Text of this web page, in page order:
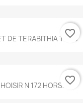
Aperçu rapide
DE TERABITHIA T.560
favorite_border
Aperçu rapide
N 172 HORS...favorite_border